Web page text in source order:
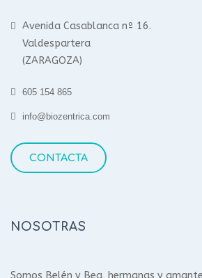
Avenida Casablanca nº 16.
Valdespartera
(ZARAGOZA)
605 154 865
info@biozentrica.com
CONTACTA
NOSOTRAS
Somos Belén y Bea, hermanas y